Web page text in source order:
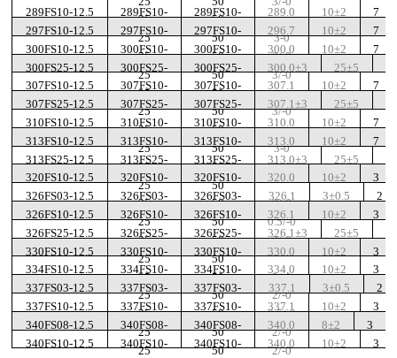
25
50
289FS10-12.5
289FS10-
25
289FS10-
50
289.0
3-0
10±2
7
297FS10-12.5
297FS10-
25
297FS10-
50
296.7
3/-0
10±2
7
300FS10-12.5
300FS10-
25
300FS10-
50
300.0
3/-0
10±2
7
300FS25-12.5
300FS25-
25
300FS25-
50
300.0±3 25±5
307FS10-12.5
307FS10-
25
307FS10-
50
307.1
3/-0
10±2
7
307FS25-12.5
307FS25-
25
307FS25-
50
307.1±3 25±5
310FS10-12.5
310FS10-
25
310FS10-
50
310.0
3-0
10±2
7
313FS10-12.5
313FS10-
25
313FS10-
50
313.0
3/-0
10±2
7
313FS25-12.5
313FS25-
25
313FS25-
50
313.0±3 25±5
320FS10-12.5
320FS10-
25
320FS10-
50
320.0
3/-0
10±2
3
326FS03-12.5
326FS03-
25
326FS03-
50
326.1
0.5/-0
3±0.5
2
326FS10-12.5
326FS10-
25
326FS10-
50
326.1
2/-0
10±2
3
326FS25-12.5
326FS25-
25
326FS25-
50
326.1±3 25±5
330FS10-12.5
330FS10-
25
330FS10-
50
330.0
3/-0
10±2
3
334FS10-12.5
334FS10-
25
334FS10-
50
334.0
2/-0
10±2
3
337FS03-12.5
337FS03-
25
337FS03-
50
337.1
0.5/-0
3±0.5
2
337FS10-12.5
337FS10-
25
337FS10-
50
337.1
2/-0
10±2
3
340FS08-12.5
340FS08-
25
340FS08-
50
340.0
2/-0
8±2
3
340FS10-12.5
340FS10-
340FS10-
340.0
10±2 3